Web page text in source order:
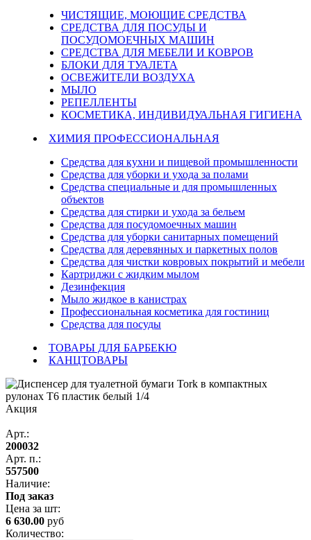
ЧИСТЯЩИЕ, МОЮЩИЕ СРЕДСТВА
СРЕДСТВА ДЛЯ ПОСУДЫ И
ПОСУДОМОЕЧНЫХ МАШИН
СРЕДСТВА ДЛЯ МЕБЕЛИ И КОВРОВ
БЛОКИ ДЛЯ ТУАЛЕТА
ОСВЕЖИТЕЛИ ВОЗДУХА
МЫЛО
РЕПЕЛЛЕНТЫ
КОСМЕТИКА, ИНДИВИДУАЛЬНАЯ ГИГИЕНА
ХИМИЯ ПРОФЕССИОНАЛЬНАЯ
Средства для кухни и пищевой промышленности
Средства для уборки и ухода за полами
Средства специальные и для промышленных
объектов
Средства для стирки и ухода за бельем
Средства для посудомоечных машин
Средства для уборки санитарных помещений
Средства для деревянных и паркетных полов
Средства для чистки ковровых покрытий и мебели
Картриджи с жидким мылом
Дезинфекция
Мыло жидкое в канистрах
Профессиональная косметика для гостиниц
Средства для посуды
ТОВАРЫ ДЛЯ БАРБЕКЮ
КАНЦТОВАРЫ
Акция
Арт.:
200032
Арт. п.:
557500
Наличие:
Под заказ
Цена за шт:
6 630.00 руб
Количество: